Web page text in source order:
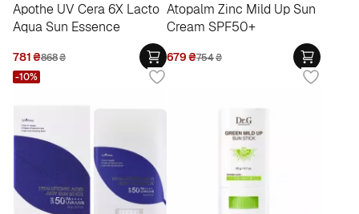
Apothe UV Cera 6X Lacto
Aqua Sun Essence
781₴868₴
Atopalm Zinc Mild Up Sun
Cream SPF50+
679₴754₴
-10%